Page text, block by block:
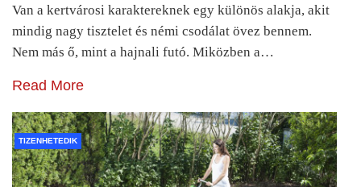
Van a kertvárosi karaktereknek egy különös alakja, akit
mindig nagy tisztelet és némi csodálat övez bennem.
Nem más ő, mint a hajnali futó. Miközben a…
Read More
TIZENHETEDIK